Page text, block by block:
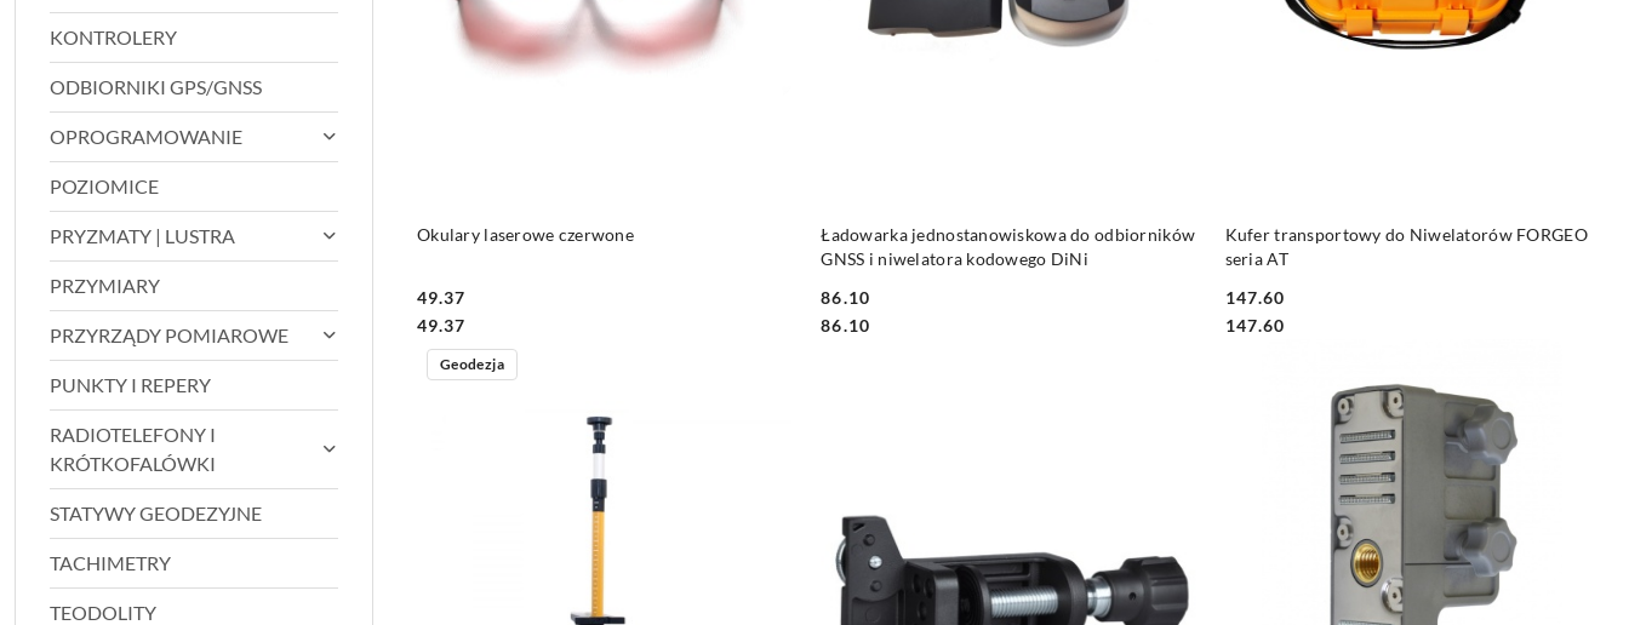
KONTROLERY
ODBIORNIKI GPS/GNSS
OPROGRAMOWANIE
POZIOMICE
PRYZMATY | LUSTRA
PRZYMIARY
PRZYRZĄDY POMIAROWE
PUNKTY I REPERY
RADIOTELEFONY I
KRÓTKOFALÓWKI
STATYWY GEODEZYJNE
TACHIMETRY
TEODOLITY
Okulary laserowe czerwone
Cena:
49.37
Cena:
49.37
Ładowarka jednostanowiskowa do odbiorników
GNSS i niwelatora kodowego DiNi
Cena:
86.10
Cena:
86.10
Kufer transportowy do Niwelatorów FORGEO
seria AT
Cena:
147.60
Cena:
147.60
Geodezja